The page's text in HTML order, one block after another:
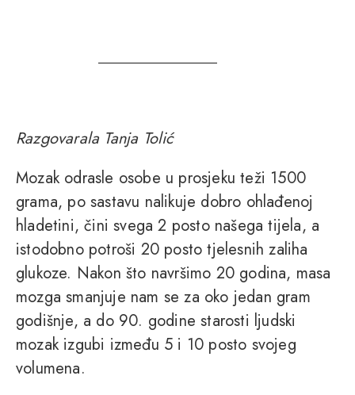
Razgovarala Tanja Tolić
Mozak odrasle osobe u prosjeku teži 1500
grama, po sastavu nalikuje dobro ohlađenoj
hladetini, čini svega 2 posto našega tijela, a
istodobno potroši 20 posto tjelesnih zaliha
glukoze. Nakon što navršimo 20 godina, masa
mozga smanjuje nam se za oko jedan gram
godišnje, a do 90. godine starosti ljudski
mozak izgubi između 5 i 10 posto svojeg
volumena.